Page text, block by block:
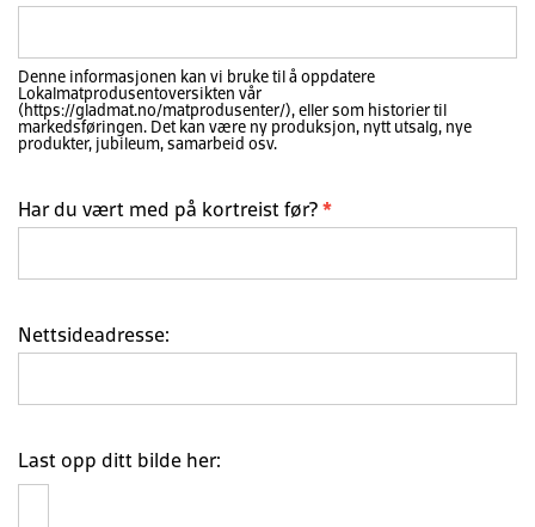
Denne informasjonen kan vi bruke til å oppdatere
Lokalmatprodusentoversikten vår
(https://gladmat.no/matprodusenter/), eller som historier til
markedsføringen. Det kan være ny produksjon, nytt utsalg, nye
produkter, jubileum, samarbeid osv.
Har du vært med på kortreist før? *
Nettsideadresse:
Last opp ditt bilde her: